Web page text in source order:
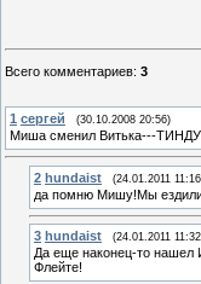
Всего комментариев: 3
1 сергей (30.10.2008 20:56)
Миша сменил Витька---
2 hundaist (24.01.2011
да помню Мишу!Мы ездили
3 hundaist (24.01.2011
Да еще наконец-то нашел
Флейте!